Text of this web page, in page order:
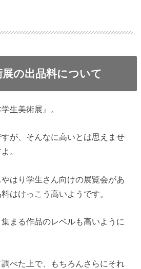
の出品料について
生美術展』。
が、そんなに高いとは思えませ
。
はり学生さん向けの展覧会があ
はけっこう高いようです。
まる作品のレベルも高いように
べた上で、もちろんさらにそれ